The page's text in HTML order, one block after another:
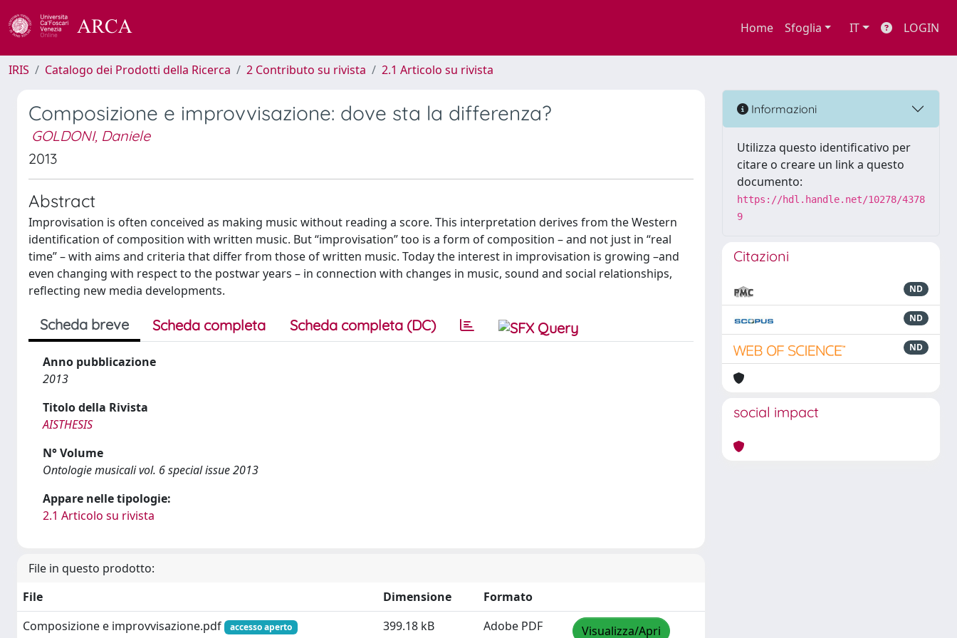
Home Sfoglia IT LOGIN
IRIS Catalogo dei Prodotti della Ricerca 2 Contributo su rivista 2.1 Articolo su rivista
Composizione e improvvisazione: dove sta la differenza?
GOLDONI, Daniele
2013
Abstract
Improvisation is often conceived as making music without reading a score. This interpretation derives from the Western
identification of composition with written music. But “improvisation” too is a form of composition – and not just in “real
time” – with aims and criteria that differ from those of written music. Today the interest in improvisation is growing –and
even changing with respect to the postwar years – in connection with changes in music, sound and social relationships,
reflecting new media developments.
Scheda breve Scheda completa Scheda completa (DC)
Anno pubblicazione
2013
Titolo della Rivista
AISTHESIS
N° Volume
Ontologie musicali vol. 6 special issue 2013
Appare nelle tipologie:
2.1 Articolo su rivista
File in questo prodotto:
File
Dimensione
Formato
Composizione e improvvisazione.pdf
accesso aperto 399.18 kB Adobe PDF Visualizza/Apri
Informazioni
Utilizza questo identificativo per
citare o creare un link a questo
documento:
https://hdl.handle.net/10278/4378
9
Citazioni
ND
ND
ND
social impact